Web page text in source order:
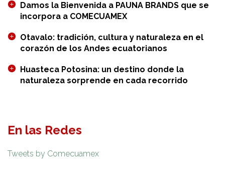
Damos la Bienvenida a PAUNA BRANDS que se
incorpora a COMECUAMEX
Otavalo: tradición, cultura y naturaleza en el
corazón de los Andes ecuatorianos
Huasteca Potosina: un destino donde la
naturaleza sorprende en cada recorrido
En las Redes
Tweets by Comecuamex